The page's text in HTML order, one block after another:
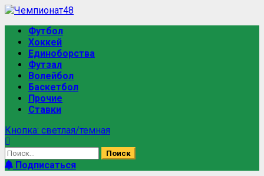
Футбол
Хоккей
Единоборства
Футзал
Волейбол
Баскетбол
Прочие
Ставки
Кнопка: светлая/темная
Подписаться